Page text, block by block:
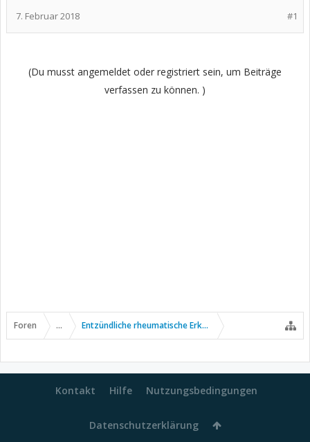
#1
7. Februar 2018
(Du musst angemeldet oder registriert sein, um Beiträge
verfassen zu können. )
Foren ... Entzündliche rheumatische Erkrankungen
Kontakt Hilfe Nutzungsbedingungen
Datenschutzerklärung